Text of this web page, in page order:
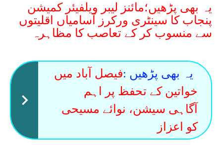
یہ بھی پڑھیں؛مائنز لیبر ویلفیئر کمیشن
پنجاب کا سینٹری ورکرز آسامیاں اقلیتوں
سے منسوب کر کے تعاصب کا مظاہرہ
یہ بھی پڑھیں :فیصل آباد میں
خواتین کے تحفظ پر اہم
آگاہی سیشن، نوائے مسیحی
کو اعزاز